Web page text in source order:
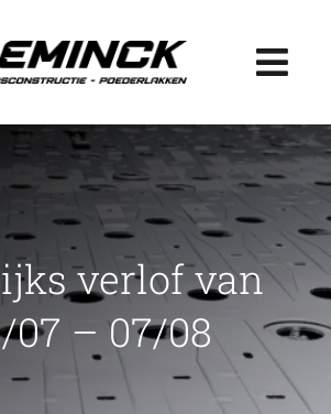
verlof van
07 – 07/08